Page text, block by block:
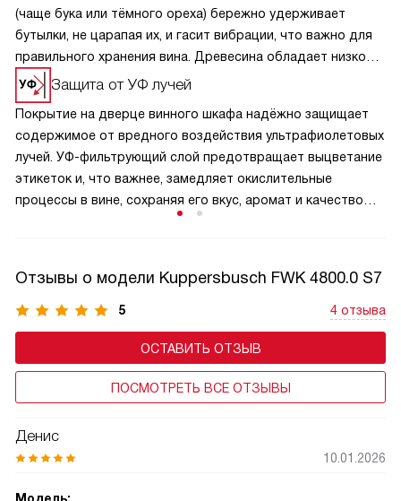
(чаще бука или тёмного ореха) бережно удерживает
бутылки, не царапая их, и гасит вибрации, что важно для
правильного хранения вина. Древесина обладает низкой
теплопроводностью, не нарушая стабильного
микроклимата внутри камеры. Полки часто имеют плавные
направляющие и наклонную конструкцию для удобного
осмотра этикеток без извлечения бутылок. Кроме того,
дерево придаёт интерьеру шкафа благородный,
солидный вид, подчеркивая статус коллекции.
Защита от УФ лучей
Покрытие на дверце винного шкафа надёжно защищает
содержимое от вредного воздействия ультрафиолетовых
лучей. УФ-фильтрующий слой предотвращает выцветание
этикеток и, что важнее, замедляет окислительные
процессы в вине, сохраняя его вкус, аромат и качество
Отзывы о модели Kuppersbusch FWK 4800.0 S7
5 4 отзыва
ОСТАВИТЬ ОТЗЫВ
ПОСМОТРЕТЬ ВСЕ ОТЗЫВЫ
Денис
10.01.2026